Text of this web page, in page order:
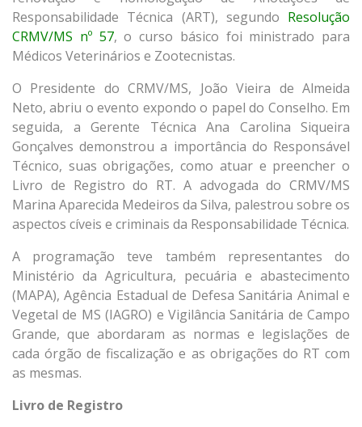
Responsabilidade Técnica (ART), segundo Resolução
CRMV/MS nº 57, o curso básico foi ministrado para
Médicos Veterinários e Zootecnistas.
O Presidente do CRMV/MS, João Vieira de Almeida
Neto, abriu o evento expondo o papel do Conselho. Em
seguida, a Gerente Técnica Ana Carolina Siqueira
Gonçalves demonstrou a importância do Responsável
Técnico, suas obrigações, como atuar e preencher o
Livro de Registro do RT. A advogada do CRMV/MS
Marina Aparecida Medeiros da Silva, palestrou sobre os
aspectos cíveis e criminais da Responsabilidade Técnica.
A programação teve também representantes do
Ministério da Agricultura, pecuária e abastecimento
(MAPA), Agência Estadual de Defesa Sanitária Animal e
Vegetal de MS (IAGRO) e Vigilância Sanitária de Campo
Grande, que abordaram as normas e legislações de
cada órgão de fiscalização e as obrigações do RT com
as mesmas.
Livro de Registro